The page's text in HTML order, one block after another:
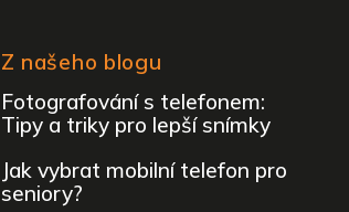
Z našeho blogu
Fotografování s telefonem:
Tipy a triky pro lepší snímky
Jak vybrat mobilní telefon pro
seniory?